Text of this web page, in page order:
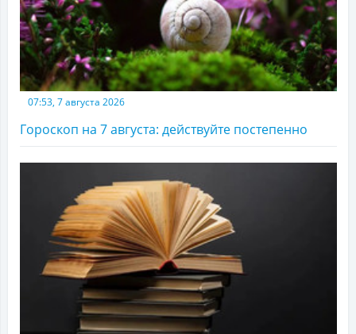
07:53, 7 августа 2026
Гороскоп на 7 августа: действуйте постепенно